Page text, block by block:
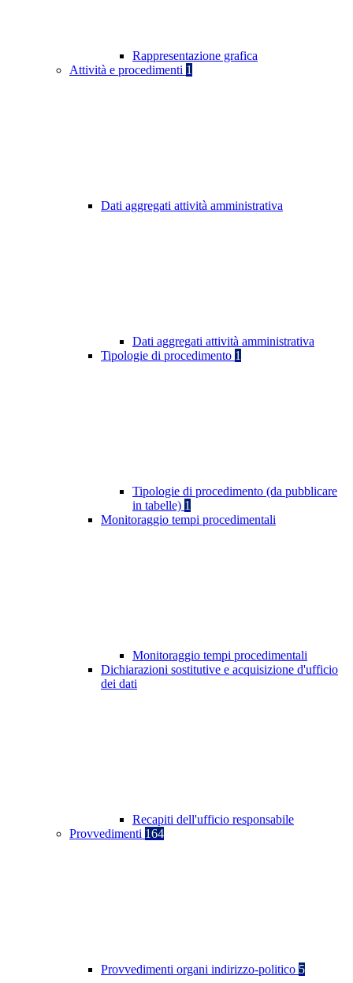
Rappresentazione grafica
Attività e procedimenti 1
Dati aggregati attività amministrativa
Dati aggregati attività amministrativa
Tipologie di procedimento 1
Tipologie di procedimento (da pubblicare
in tabelle) 1
Monitoraggio tempi procedimentali
Monitoraggio tempi procedimentali
Dichiarazioni sostitutive e acquisizione d'ufficio
dei dati
Recapiti dell'ufficio responsabile
Provvedimenti 164
Provvedimenti organi indirizzo-politico 5